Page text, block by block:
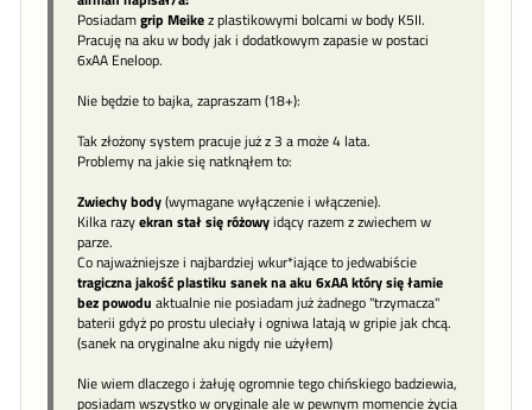
Posiadamgrip Meikez plastikowymi bolcami w body K5II.
Pracuję na aku w body jak i dodatkowym zapasie w postaci
6xAA Eneloop.
Nie będzie to bajka, zapraszam (18+):
Tak złożony system pracuje już z 3 a może 4 lata.
Problemy na jakie się natknąłem to:
Zwiechy body(wymagane wyłączenie i włączenie).
Kilka razyekran stał się różowyidący razem z zwiechem w
parze.
Co najważniejsze i najbardziej wkur*iające to jedwabiście
tragiczna jakość plastiku sanek na aku 6xAA który się łamie
bez powodu aktualnie nie posiadam już żadnego "trzymacza"
baterii gdyż po prostu uleciały i ogniwa latają w gripie jak chcą.
(sanek na oryginalne aku nigdy nie użyłem)
Nie wiem dlaczego i żałuję ogromnie tego chińskiego badziewia,
posiadam wszystko w oryginale ale w pewnym momencie życia